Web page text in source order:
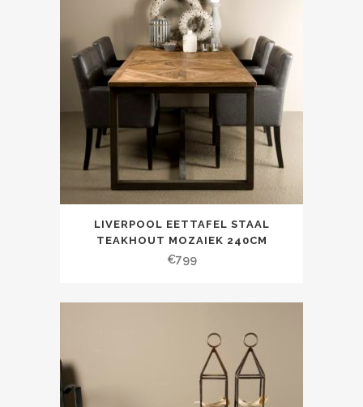
LIVERPOOL EETTAFEL STAAL
TEAKHOUT MOZAIEK 240CM
€799